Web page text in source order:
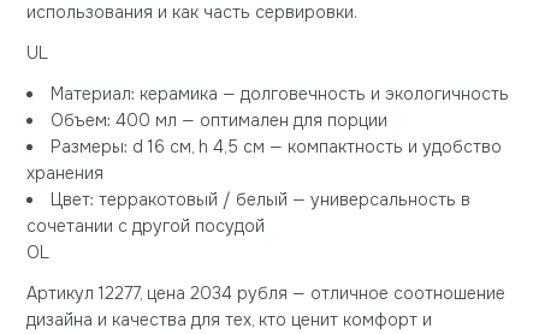
использования и как часть сервировки.
UL
Материал: керамика — долговечность и экологичность
Объем: 400 мл — оптимален для порции
Размеры: d 16 см, h 4,5 см — компактность и удобство
хранения
Цвет: терракотовый / белый — универсальность в
сочетании с другой посудой
OL
Артикул 12277, цена 2034 рубля — отличное соотношение
дизайна и качества для тех, кто ценит комфорт и